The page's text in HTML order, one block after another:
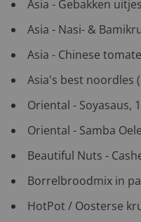
Asia - Gebakken
Asia - Nasi- &
Asia - Chinese
Asia's best noordles
Oriental - Soyasaus,
Oriental - Samba
Beautiful Nuts -
Borrelbroodmix in
HotPot / Oosterse